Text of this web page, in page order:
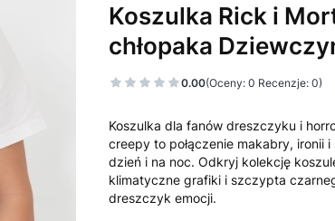
Koszulka Rick i
chłopaka
0.00(Oceny: 0 Recenzje: 0)
Koszulka dla fanów dreszczyku i
creepy to połączenie makabry, ironii
dzień i na noc. Odkryj kolekcję
klimatyczne grafiki i szczypta
dreszczyk emocji.